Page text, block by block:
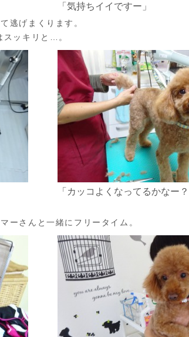
「気持ちイイですー」
逃げまくります。
スッキリと…。
「カッコよくなってるかなー
ーさんと一緒にフリータイム。